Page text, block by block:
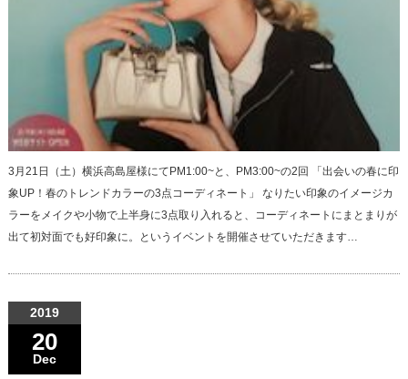
3月21日（土）横浜高島屋様にてPM1:00~と、PM3:00~の2回 「出会いの春に印
象UP！春のトレンドカラーの3点コーディネート」 なりたい印象のイメージカ
ラーをメイクや小物で上半身に3点取り入れると、コーディネートにまとまりが
出て初対面でも好印象に。というイベントを開催させていただきます…
2019
20
Dec